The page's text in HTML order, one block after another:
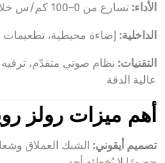
الأداء: تسارع من 0–100 كم/س خلال 5.2 ثوانٍ
الداخلية: إضاءة محيطية، تطعيمات
التقنيات: نظام صوتي متقدّم،
عالية الدقة
أهم ميزات رولز
تصميم أيقوني: